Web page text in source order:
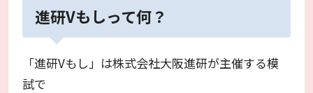
進研Vもしって何？
「進研Vもし」は株式会社大阪進研が主催する模
試で